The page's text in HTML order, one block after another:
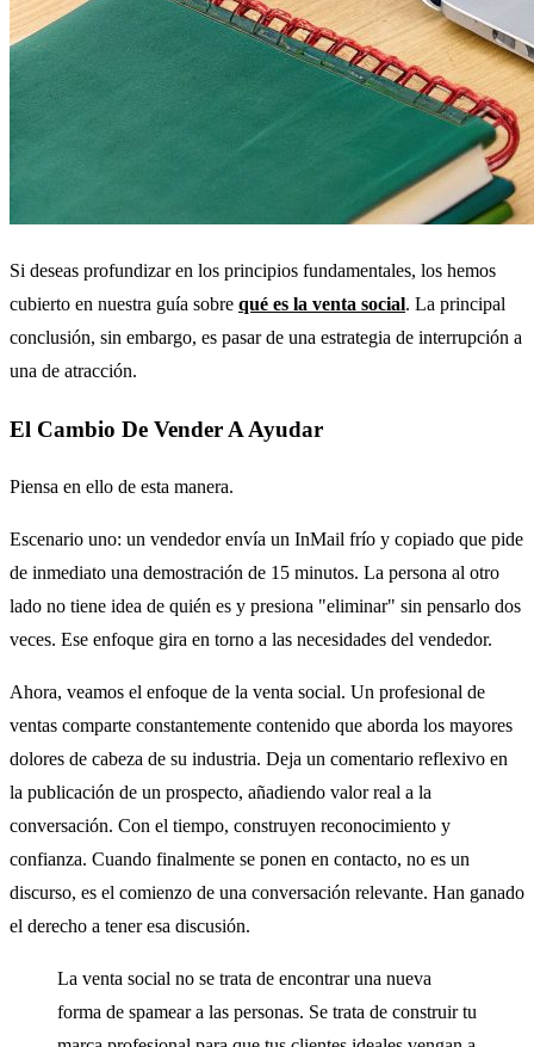
Si deseas profundizar en los principios fundamentales, los hemos
cubierto en nuestra guía sobre qué es la venta social. La principal
conclusión, sin embargo, es pasar de una estrategia de interrupción a
una de atracción.
El Cambio De Vender A Ayudar
Piensa en ello de esta manera.
Escenario uno: un vendedor envía un InMail frío y copiado que pide
de inmediato una demostración de 15 minutos. La persona al otro
lado no tiene idea de quién es y presiona "eliminar" sin pensarlo dos
veces. Ese enfoque gira en torno a las necesidades del vendedor.
Ahora, veamos el enfoque de la venta social. Un profesional de
ventas comparte constantemente contenido que aborda los mayores
dolores de cabeza de su industria. Deja un comentario reflexivo en
la publicación de un prospecto, añadiendo valor real a la
conversación. Con el tiempo, construyen reconocimiento y
confianza. Cuando finalmente se ponen en contacto, no es un
discurso, es el comienzo de una conversación relevante. Han ganado
el derecho a tener esa discusión.
La venta social no se trata de encontrar una nueva
forma de spamear a las personas. Se trata de construir tu